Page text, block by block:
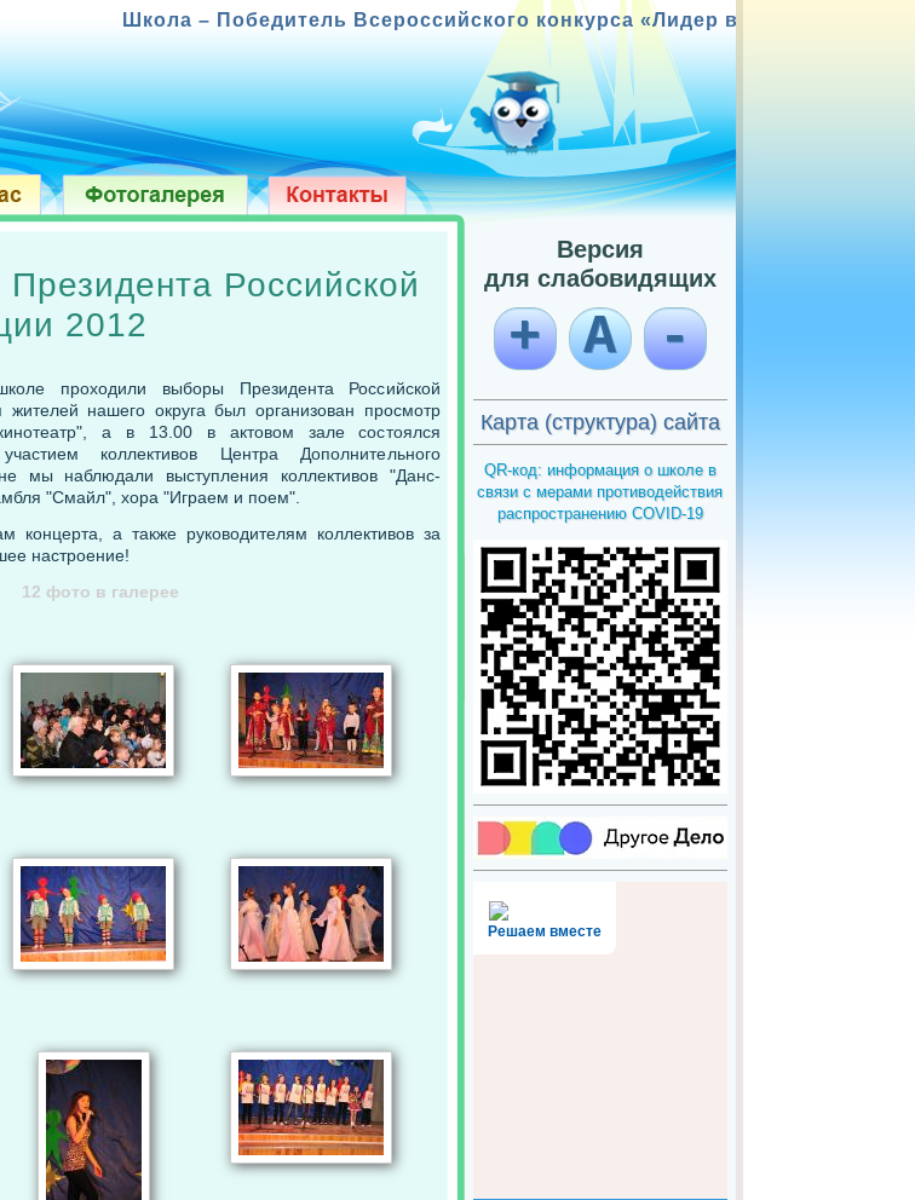
Школа – Победитель Всероссийского конкурса «Лидер в образовании»;
Российской
2012
проходили выборы Президента Российской
нашего округа был организован просмотр
а в 13.00 в актовом зале состоялся
коллективов Центра Дополнительного
мы наблюдали выступления коллективов "Данс-
"Смайл", хора "Играем и поем".
концерта, а также руководителям коллективов за
настроение!
12 фото в галерее
Версия
для слабовидящих
+ А -
Карта (структура) сайта
QR-код: информация о школе в
связи с мерами противодействия
распространению COVID-19
Решаем вместе